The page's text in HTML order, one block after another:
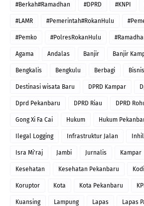
#Berkah#Ramadhan #DPRD #KNPI
#LAMR #Pemerintah#RokanHulu
#Pemko #PolresRokanHulu
Agama Andalas Banjir Banjir
Bengkalis Bengkulu Berbagi Bisnis
Destinasi wisata Baru DPRD Kampar
Dprd Pekanbaru DPRD Riau DPRD
Gong Xi Fa Cai Hukum Hukum
Ilegal Logging Infrastruktur Jalan Inhil
Isra Mi'raj Jambi Jurnalis Kampar
Kesehatan Kesehatan Pekanbaru
Koruptor Kota Kota Pekanbaru
Kuansing Lampung Lapas Lapas